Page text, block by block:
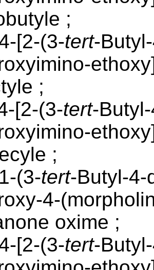
;
[2-(3-tert-
;
[2-(3-tert-
;
(3-tert-Butyl-4-
4-
oxime ;
[2-(3-tert-